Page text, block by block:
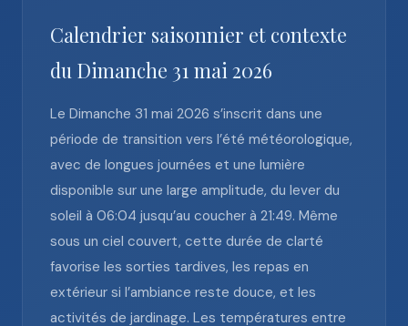
Calendrier saisonnier et contexte
du Dimanche 31 mai 2026
Le Dimanche 31 mai 2026 s’inscrit dans une
période de transition vers l’été météorologique,
avec de longues journées et une lumière
disponible sur une large amplitude, du lever du
soleil à 06:04 jusqu’au coucher à 21:49. Même
sous un ciel couvert, cette durée de clarté
favorise les sorties tardives, les repas en
extérieur si l’ambiance reste douce, et les
activités de jardinage. Les températures entre